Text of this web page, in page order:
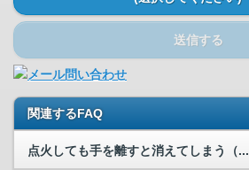
送信する
関連するFAQ
点火しても手を離すと消えてしまう（...